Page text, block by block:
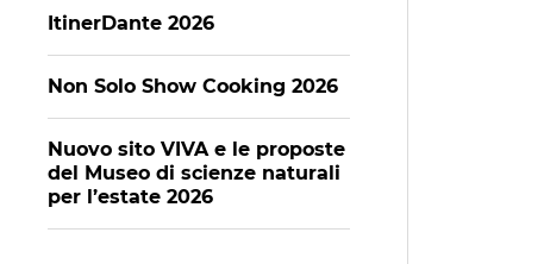
ItinerDante 2026
Non Solo Show Cooking 2026
Nuovo sito VIVA e le proposte
del Museo di scienze naturali
per l’estate 2026